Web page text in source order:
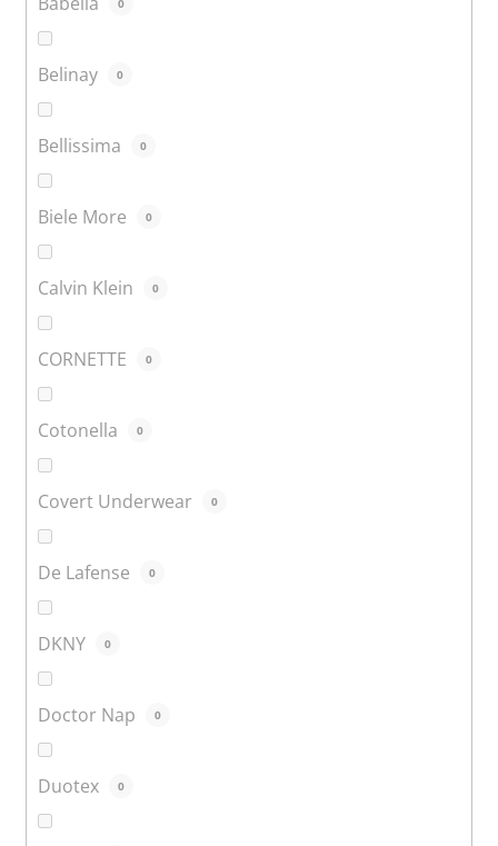
0
Belinay 0
Bellissima 0
Biele More 0
Calvin Klein 0
CORNETTE 0
Cotonella 0
Covert Underwear 0
De Lafense 0
DKNY 0
Doctor Nap 0
Duotex 0